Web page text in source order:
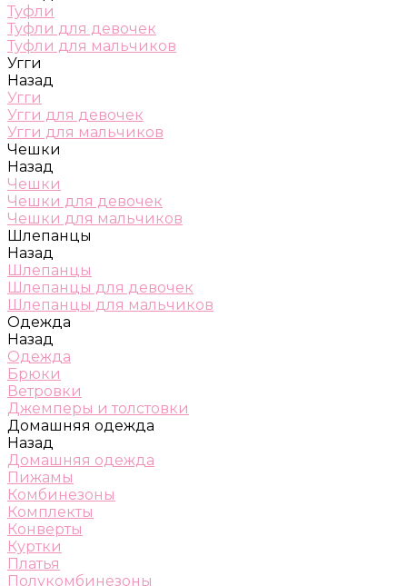
Туфли
Туфли для девочек
Туфли для мальчиков
Угги
Назад
Угги
Угги для девочек
Угги для мальчиков
Чешки
Назад
Чешки
Чешки для девочек
Чешки для мальчиков
Шлепанцы
Назад
Шлепанцы
Шлепанцы для девочек
Шлепанцы для мальчиков
Одежда
Назад
Одежда
Брюки
Ветровки
Джемперы и толстовки
Домашняя одежда
Назад
Домашняя одежда
Пижамы
Комбинезоны
Комплекты
Конверты
Куртки
Платья
Полукомбинезоны